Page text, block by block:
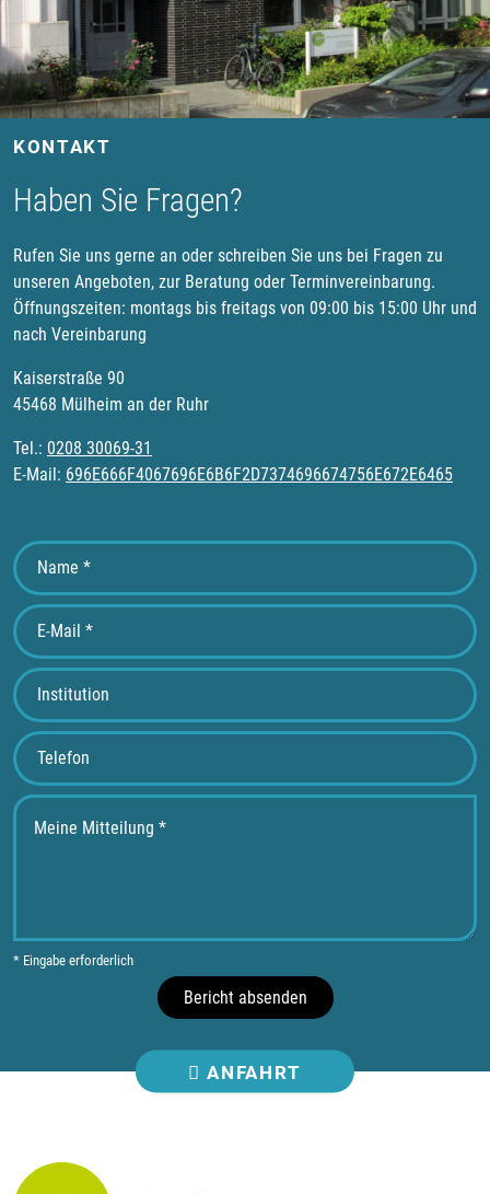
KONTAKT
Haben Sie Fragen?
Rufen Sie uns gerne an oder schreiben Sie uns bei Fragen zu
unseren Angeboten, zur Beratung oder Terminvereinbarung.
Öffnungszeiten: montags bis freitags von 09:00 bis 15:00 Uhr und
nach Vereinbarung
Kaiserstraße 90
45468 Mülheim an der Ruhr
Tel.: 0208 30069-31
E-Mail: 696E666F4067696E6B6F2D7374696674756E672E6465
* Eingabe erforderlich
Bericht absenden
ANFAHRT